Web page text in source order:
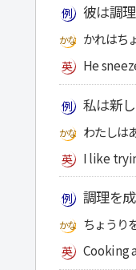
彼は調
かれはち
He
私は新
わたしは
I like
調理を
ちょうり
Cooking